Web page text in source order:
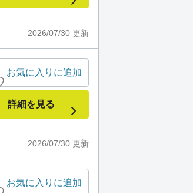
2026/07/30 更新
2026/07/30 更新
お気に入りに追加
詳細を見る
お気に入りに追加